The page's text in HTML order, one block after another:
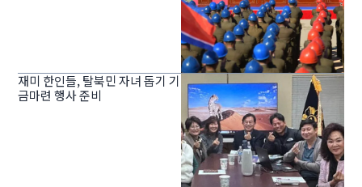
재미 한인들, 탈북민 자녀 돕기 기
금마련 행사 준비